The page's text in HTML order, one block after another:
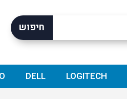
חיפוש
LOGITECH
DELL